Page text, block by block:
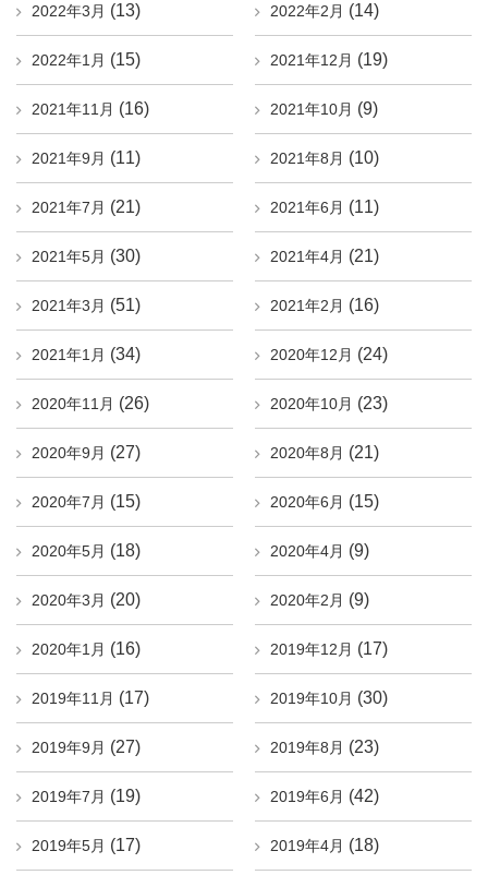
2022年3月 (13) 2022年2月 (14)
2022年1月 (15) 2021年12月 (19)
2021年11月 (16) 2021年10月 (9)
2021年9月 (11) 2021年8月 (10)
2021年7月 (21) 2021年6月 (11)
2021年5月 (30) 2021年4月 (21)
2021年3月 (51) 2021年2月 (16)
2021年1月 (34) 2020年12月 (24)
2020年11月 (26) 2020年10月 (23)
2020年9月 (27) 2020年8月 (21)
2020年7月 (15) 2020年6月 (15)
2020年5月 (18) 2020年4月 (9)
2020年3月 (20) 2020年2月 (9)
2020年1月 (16) 2019年12月 (17)
2019年11月 (17) 2019年10月 (30)
2019年9月 (27) 2019年8月 (23)
2019年7月 (19) 2019年6月 (42)
2019年5月 (17) 2019年4月 (18)